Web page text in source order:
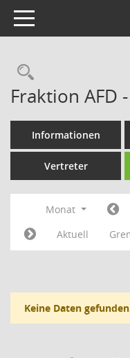
Toggle navigation
Fraktion AFD
Informationen
Vertreter
Monat
Aktuell
Keine Daten